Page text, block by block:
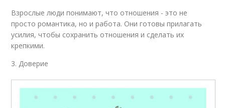
Взрослые люди понимают, что отношения - это не
просто романтика, но и работа. Они готовы прилагать
усилия, чтобы сохранить отношения и сделать их
крепкими.
3. Доверие